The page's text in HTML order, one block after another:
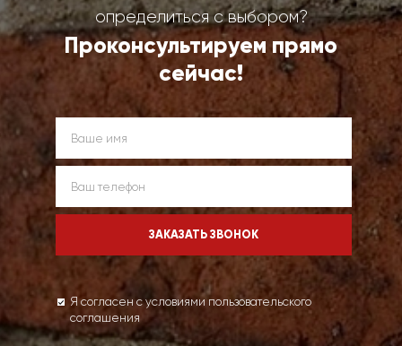
определиться с выбором?
Проконсультируем прямо
сейчас!
Я согласен с условиями пользовательского
соглашения